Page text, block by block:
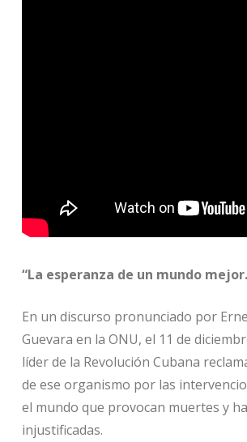
“La esperanza de un mundo
En un discurso pronunciado por
Guevara en la ONU, el 11 de
líder de la Revolución Cubana
de ese organismo por las
el mundo que provocan muertes y
injustificadas.